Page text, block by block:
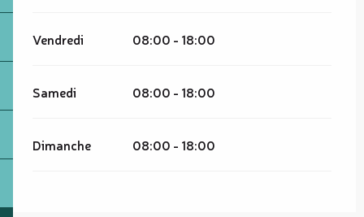
Vendredi 08:00 - 18:00
Samedi 08:00 - 18:00
Dimanche 08:00 - 18:00